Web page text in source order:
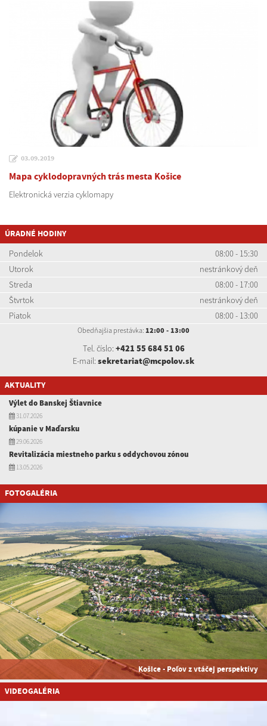
03.09.2019
Mapa cyklodopravných trás mesta Košice
Elektronická verzia cyklomapy
ÚRADNÉ HODINY
Pondelok
08:00 - 15:30
Utorok
nestránkový deň
Streda
08:00 - 17:00
Štvrtok
nestránkový deň
Piatok
08:00 - 13:00
Obedňajšia prestávka: 12:00 - 13:00
Tel. číslo: +421 55 684 51 06
E-mail: sekretariat@mcpolov.sk
AKTUALITY
Výlet do Banskej Štiavnice
31.07.2026
kúpanie v Maďarsku
29.06.2026
Revitalizácia miestneho parku s oddychovou zónou
13.05.2026
FOTOGALÉRIA
Košice - Poľov z vtáčej perspektívy
VIDEOGALÉRIA